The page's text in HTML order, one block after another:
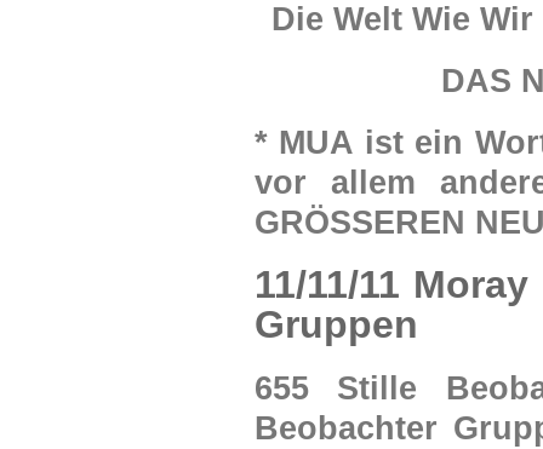
Die Welt Wie
DAS
* MUA ist ein
vor allem
GRÖSSEREN
11/11/11
Gruppen
655 Stille
Beobachter